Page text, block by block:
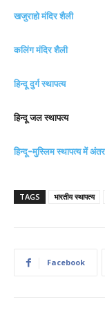
खजुराहो मंदिर शैली
कलिंग मंदिर शैली
हिन्दू दुर्ग स्थापत्य
हिन्दू जल स्थापत्य
हिन्दू-मुस्लिम स्थापत्य में अंतर
TAGS भारतीय स्थापत्य
Facebook